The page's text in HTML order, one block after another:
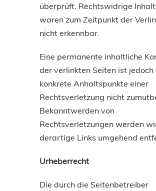
überprüft. Rechtswidrige
waren zum Zeitpunkt der
nicht erkennbar.
Eine permanente inhaltliche
der verlinkten Seiten ist jedoch
konkrete Anhaltspunkte einer
Rechtsverletzung nicht
Bekanntwerden von
Rechtsverletzungen werden
derartige Links umgehend
Urheberrecht
Die durch die Seitenbetreiber